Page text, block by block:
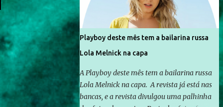
comunicação, que além de informação
cotidiana, corriqueira e cada vez mais
preocupantes, do tipo que você já esta
acostumado a ver neste espaço, vou
trabalhar a ideia que possibilite distribuir
consistente a riqueza do conhecimento...
Exemplo: o cidadão brasileiro não precisa só
ser informado sobre operações da Lava Jato,
Playboy deste mês tem a bailarina russa
Lola Melnick na capa
A Playboy deste mês tem a bailarina russa
Lola Melnick na capa. A revista já está nas
bancas, e a revista divulgou uma palhinha